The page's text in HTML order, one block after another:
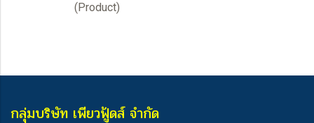
(Product)
กลุ่มบริษัท เพียวฟู้ดส์ จำกัด